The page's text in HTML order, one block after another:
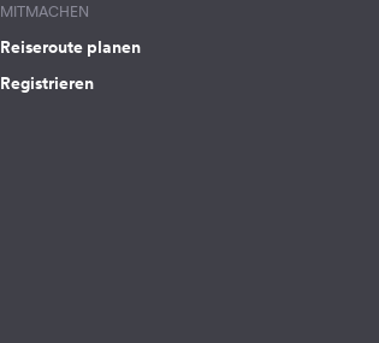
MITMACHEN
Reiseroute planen
Registrieren